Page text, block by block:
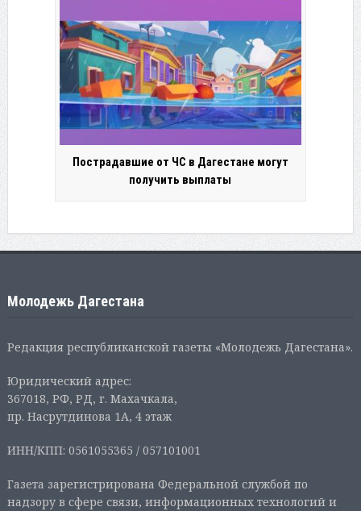
Пострадавшие от ЧС в Дагестане могут
получить выплаты
Молодежь Дагестана
Редакция республиканской газеты «Молодежь Дагестана».
Юридический адрес:
367018, РФ, РД, г. Махачкала,
пр. Насрутдинова 1А, 4 этаж
ИНН/КПП: 0561055365 / 057101001
Газета зарегистрирована Федеральной службой по
надзору в сфере связи, информационных технологий и